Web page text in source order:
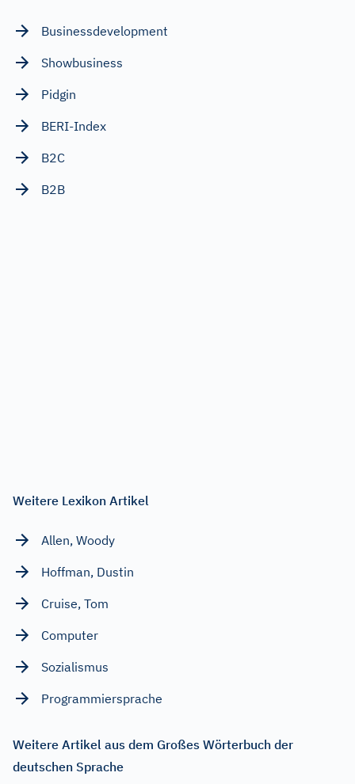
Businessdevelopment
Showbusiness
Pidgin
BERI-Index
B2C
B2B
Weitere Lexikon Artikel
Allen, Woody
Hoffman, Dustin
Cruise, Tom
Computer
Sozialismus
Programmiersprache
Weitere Artikel aus dem Großes Wörterbuch der
deutschen Sprache